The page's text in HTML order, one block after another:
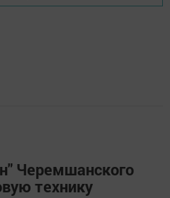
Черемшанского
технику